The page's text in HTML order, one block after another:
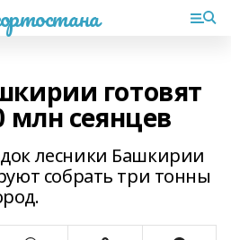
готовят
млн сеянцев
лесники Башкирии
собрать три тонны